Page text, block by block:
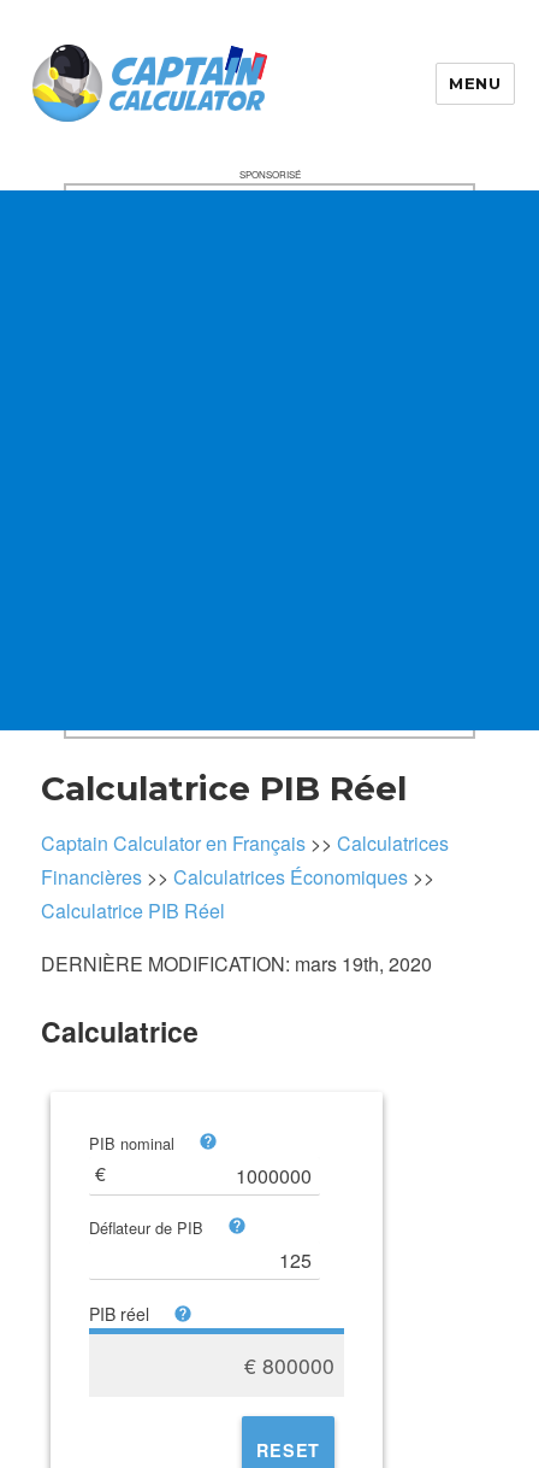
MENU
SPONSORISÉ
Calculatrice PIB Réel
Captain Calculator en Français >>Calculatrices
Financières >>Calculatrices Économiques >>
Calculatrice PIB Réel
DERNIÈRE MODIFICATION: mars 19th, 2020
Calculatrice
PIB nominal
Déflateur de PIB
PIB réel
€ 800000
RESET